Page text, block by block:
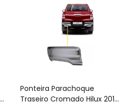
Ponteira Parachoque
Traseiro Cromado Hilux 2016